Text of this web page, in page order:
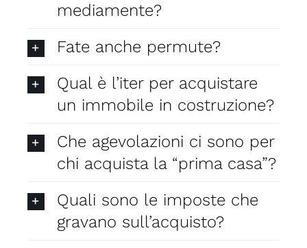
mediamente?
Fate anche permute?
Qual è l’iter per acquistare
un immobile in costruzione?
Che agevolazioni ci sono per
chi acquista la “prima casa”?
Quali sono le imposte che
gravano sull’acquisto?